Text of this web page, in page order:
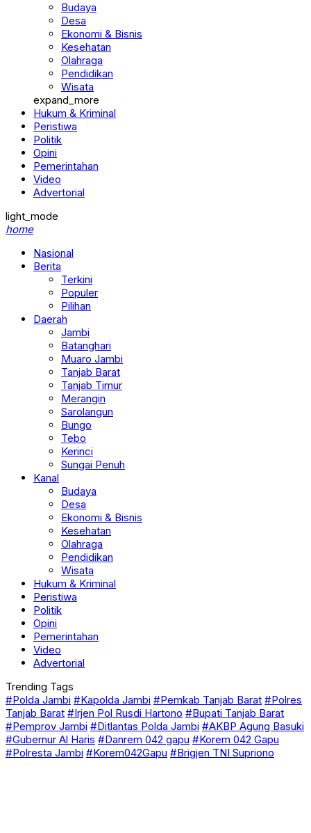
Desa
Ekonomi & Bisnis
Kesehatan
Olahraga
Pendidikan
Wisata
expand_more
Hukum & Kriminal
Peristiwa
Politik
Opini
Pemerintahan
Video
Advertorial
home
Berita
Populer
Pilihan
Daerah
Jambi
Batanghari
Muaro Jambi
Tanjab Barat
Tanjab Timur
Merangin
Sarolangun
Bungo
Tebo
Kerinci
Sungai Penuh
Kanal
Desa
Ekonomi & Bisnis
Kesehatan
Olahraga
Pendidikan
Wisata
Hukum & Kriminal
Peristiwa
Politik
Opini
Pemerintahan
Video
Advertorial
#Polda Jambi
Tanjab Barat #Irjen Pol Rusdi Hartono #Bupati Tanjab Barat
#Pemprov Jambi #Ditlantas Polda Jambi #AKBP Agung Basuki
#Gubernur Al Haris #Danrem 042 gapu #Korem 042 Gapu
#Polresta Jambi #Korem042Gapu #Brigjen TNI Supriono